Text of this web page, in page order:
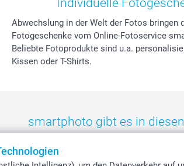
Abwechslung in der Welt der Fotos bringen
Fotogeschenke vom Online-Fotoservice
Beliebte Fotoprodukte sind u.a.
Kissen oder T-Shirts.
smartphoto gibt es in